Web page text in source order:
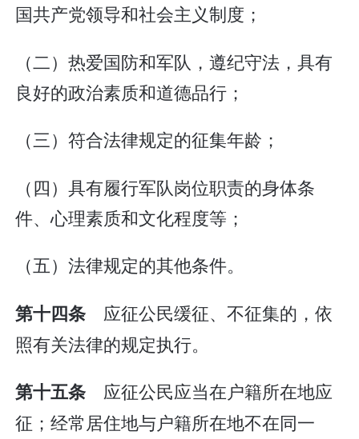
国共产党领导和社会主义制度；
（二）热爱国防和军队，遵纪守法，具有
良好的政治素质和道德品行；
（三）符合法律规定的征集年龄；
（四）具有履行军队岗位职责的身体条
件、心理素质和文化程度等；
（五）法律规定的其他条件。
第十四条 应征公民缓征、不征集的，依
照有关法律的规定执行。
第十五条 应征公民应当在户籍所在地应
征；经常居住地与户籍所在地不在同一